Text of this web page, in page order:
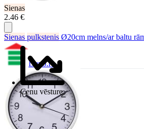
Sienas
2.46 €
Cenu vēsture
Sienas pulkstenis Ø20cm melns/ar baltu
Depo.lv